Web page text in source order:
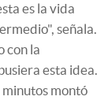
es la vida
señala.
con la
esta idea.
minutos montó